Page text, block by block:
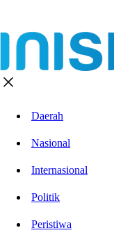
Daerah
Nasional
Internasional
Politik
Peristiwa